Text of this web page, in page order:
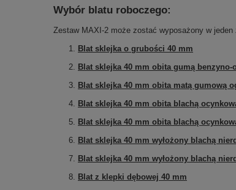
Wybór blatu roboczego:
Zestaw MAXI-2 może zostać wyposażony w
Blat sklejka o grubości 40 mm
Blat sklejka 40 mm obita gumą
Blat sklejka 40 mm obita matą gumową
Blat sklejka 40 mm obita blachą
Blat sklejka 40 mm obita blachą
Blat sklejka 40 mm wyłożony blachą
Blat sklejka 40 mm wyłożony blachą
Blat z klepki dębowej 40 mm